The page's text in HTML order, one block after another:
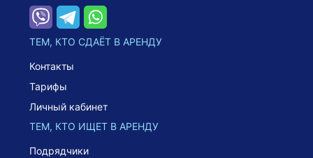
ТЕМ, КТО СДАЁТ В АРЕНДУ
Контакты
Тарифы
Личный кабинет
ТЕМ, КТО ИЩЕТ В АРЕНДУ
Подрядчики